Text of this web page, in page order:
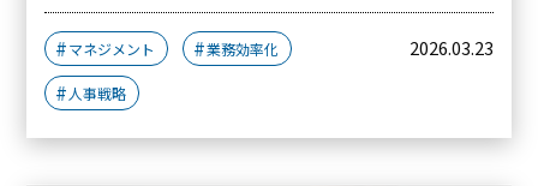
マネジメント 業務効率化
人事戦略
2026.03.23